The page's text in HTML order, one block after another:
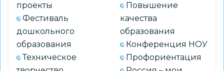
проекты
Фестиваль
дошкольного
образования
Техническое
Повышение
качества
образования
Конференция НОУ
Профориентация